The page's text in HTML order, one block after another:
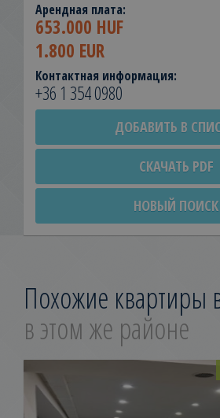
Арендная плата:
653.000 HUF
1.800 EUR
Контактная информация:
+36 1 354 0980
ДОБАВИТЬ В
СКАЧАТЬ PDF
НОВЫЙ ПОИСК
Похожие квартиры
в этом же районе